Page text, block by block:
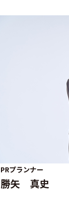
PRプランナー
勝矢 真史